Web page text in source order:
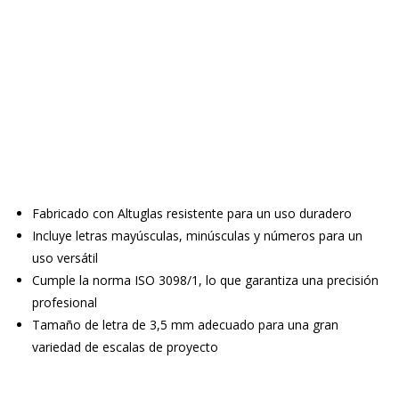
Fabricado con Altuglas resistente para un uso duradero
Incluye letras mayúsculas, minúsculas y números para un
uso versátil
Cumple la norma ISO 3098/1, lo que garantiza una precisión
profesional
Tamaño de letra de 3,5 mm adecuado para una gran
variedad de escalas de proyecto